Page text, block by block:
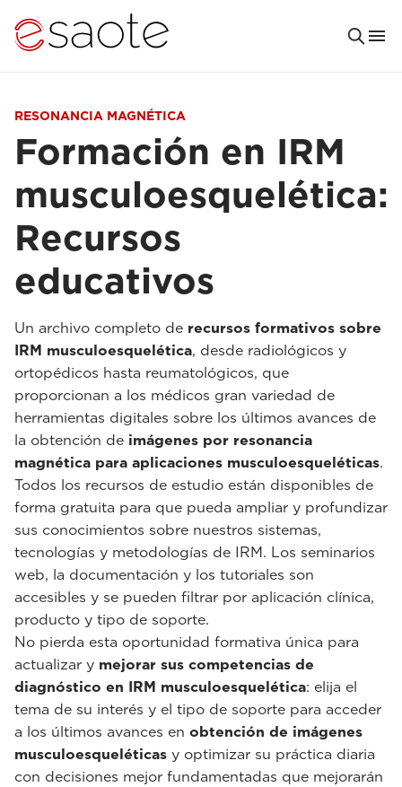
RESONANCIA MAGNÉTICA
Formación en IRM
musculoesquelética:
Recursos
educativos
Un archivo completo de recursos formativos sobre
IRM musculoesquelética, desde radiológicos y
ortopédicos hasta reumatológicos, que
proporcionan a los médicos gran variedad de
herramientas digitales sobre los últimos avances de
la obtención de imágenes por resonancia
magnética para aplicaciones musculoesqueléticas.
Todos los recursos de estudio están disponibles de
forma gratuita para que pueda ampliar y profundizar
sus conocimientos sobre nuestros sistemas,
tecnologías y metodologías de IRM. Los seminarios
web, la documentación y los tutoriales son
accesibles y se pueden filtrar por aplicación clínica,
producto y tipo de soporte.
No pierda esta oportunidad formativa única para
actualizar y mejorar sus competencias de
diagnóstico en IRM musculoesquelética: elija el
tema de su interés y el tipo de soporte para acceder
a los últimos avances en obtención de imágenes
musculoesqueléticas y optimizar su práctica diaria
con decisiones mejor fundamentadas que mejorarán